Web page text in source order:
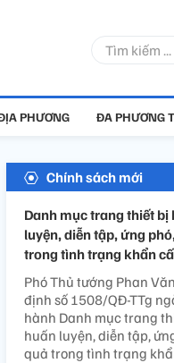
PHƯƠNG ĐA PHƯƠNG
Chính sách mới
Danh mục trang thiết bị
luyện, diễn tập, ứng
trong tình trạng khẩn
Phó Thủ tướng Phan
định số 1508/QĐ-TTg
hành Danh mục trang
huấn luyện, diễn tập,
quả trong tình trạng